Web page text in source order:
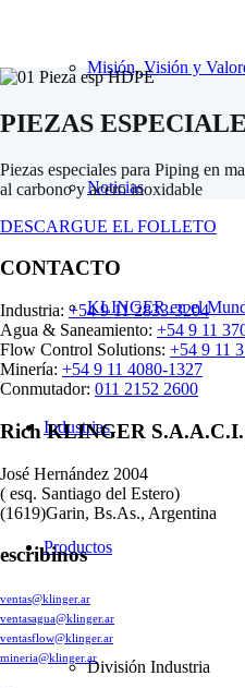
Misión, Visión y
Noticias
KLINGER en el
Industrias
Productos
División Industria
PIEZAS
Piezas especiales para Piping en
al carbono y acero inoxidable
DESCARGUE EL FOLLETO
CONTACTO
Industria: +54 9 11 2833-3204
Agua & Saneamiento: +54 9 11
Flow Control Solutions: +54 9 11
Minería: +54 9 11 4080-1327
Conmutador: 011 2152 2600
Rich KLINGER
José Hernández 2004
( esq. Santiago del Estero)
(1619)Garin, Bs.As., Argentina
escribinos
ventas@klinger.ar
ventasagua@klinger.ar
ventasflow@klinger.ar
mineria@klinger.ar